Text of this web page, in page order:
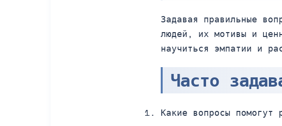
Задавая правильные
людей, их мотивы и
научиться эмпатии и
Часто
Какие вопросы помогут